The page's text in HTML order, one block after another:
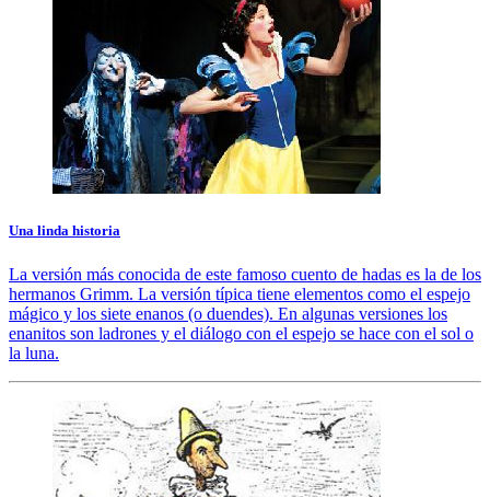
Una linda historia
La versión más conocida de este famoso cuento de hadas es la de los
hermanos Grimm. La versión típica tiene elementos como el espejo
mágico y los siete enanos (o duendes). En algunas versiones los
enanitos son ladrones y el diálogo con el espejo se hace con el sol o
la luna.